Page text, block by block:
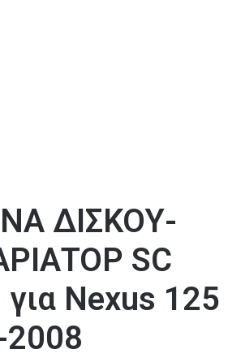
ΔΙΣΚΟΥ-
SC
Nexus 125